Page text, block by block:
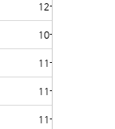
12-10
10-11
11-07
11-08
11-12